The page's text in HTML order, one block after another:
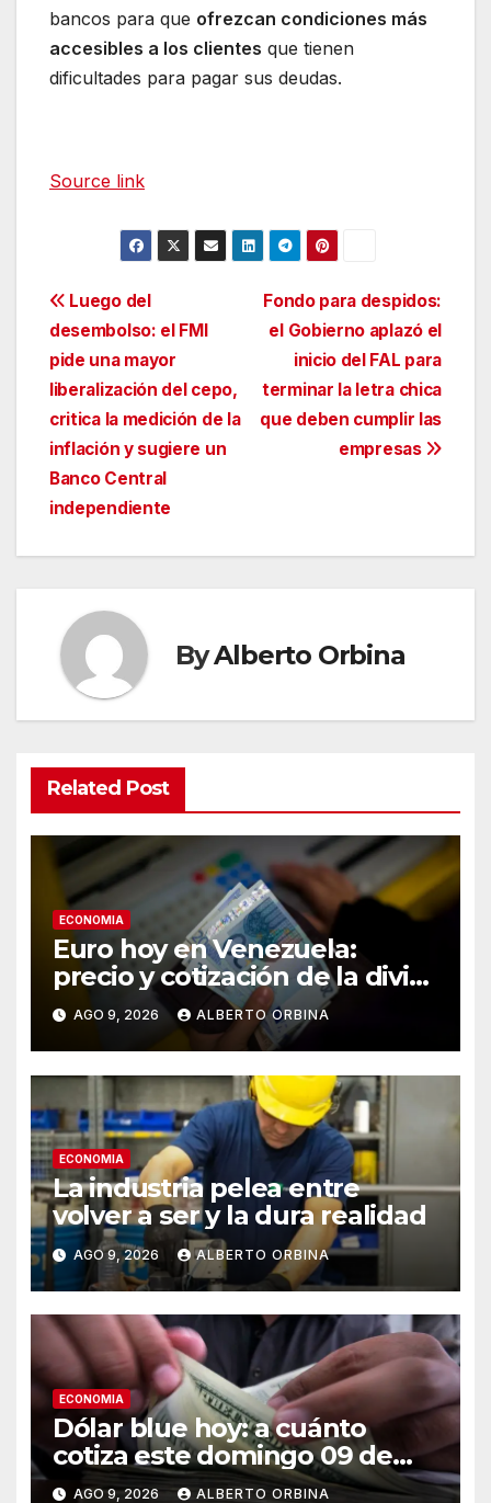
bancos para que ofrezcan condiciones más
accesibles a los clientes que tienen
dificultades para pagar sus deudas.
Source link
Navegación
de
entradas
Fondo para despidos:
el Gobierno aplazó el
inicio del FAL para
terminar la letra chica
que deben cumplir las
empresas
Luego del
desembolso: el FMI
pide una mayor
liberalización del cepo,
critica la medición de la
inflación y sugiere un
Banco Central
independiente
ByAlberto Orbina
Related Post
ECONOMIA
Euro hoy en Venezuela:
precio y cotización de la divisa
este domingo 9 de agosto de
2026
AGO 9, 2026 ALBERTO ORBINA
ECONOMIA
La industria pelea entre
volver a ser y la dura realidad
AGO 9, 2026 ALBERTO ORBINA
ECONOMIA
Dólar blue hoy: a cuánto
cotiza este domingo 09 de
agosto
AGO 9, 2026 ALBERTO ORBINA